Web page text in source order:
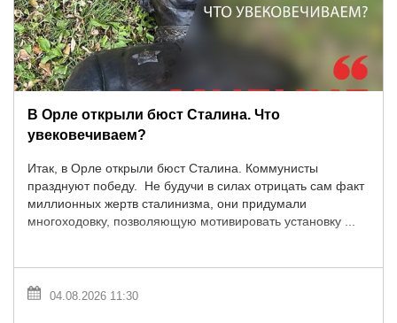
В Орле открыли бюст Сталина. Что
увековечиваем?
Итак, в Орле открыли бюст Сталина. Коммунисты
празднуют победу. Не будучи в силах отрицать сам факт
миллионных жертв сталинизма, они придумали
многоходовку, позволяющую мотивировать установку ...
04.08.2026 11:30